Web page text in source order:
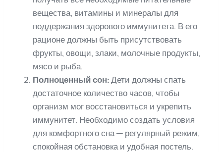
вещества, витамины и минералы для
поддержания здорового иммунитета. В его
рационе должны быть присутствовать
фрукты, овощи, злаки, молочные продукты,
мясо и рыба.
Полноценный сон: Дети должны спать
достаточное количество часов, чтобы
организм мог восстановиться и укрепить
иммунитет. Необходимо создать условия
для комфортного сна — регулярный режим,
спокойная обстановка и удобная постель.